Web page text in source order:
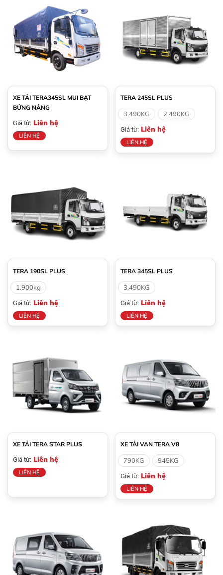
XE TẢI TERA345SL MUI BẠT
BỬNG NÂNG
Giá từ: Liên hệ
LIÊN HỆ
TERA 245SL PLUS
3.490KG 2.490KG
Giá từ: Liên hệ
LIÊN HỆ
TERA 190SL PLUS
1.900kg
Giá từ: Liên hệ
LIÊN HỆ
TERA 345SL PLUS
3.490KG
Giá từ: Liên hệ
LIÊN HỆ
XE TẢI TERA STAR PLUS
Giá từ: Liên hệ
LIÊN HỆ
XE TẢI VAN TERA V8
790KG 945KG
Giá từ: Liên hệ
LIÊN HỆ